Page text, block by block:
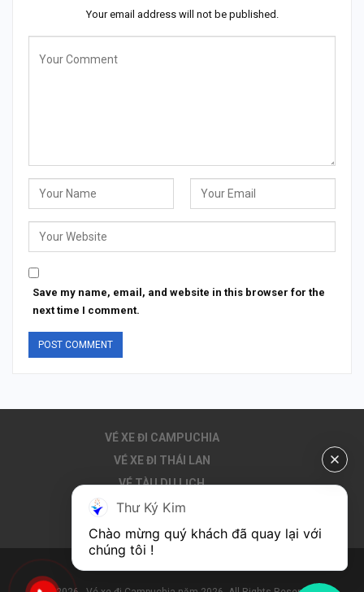
Your email address will not be published.
Save my name, email, and website in this browser for the
next time I comment.
VÉ XE ĐI CAMPUCHIA
VÉ XE ĐI THÁI LAN
VÉ TÀU DU LỊCH
THUÊ XE ĐI CAMPUCHIA
DU LỊCH CAMPUCHIA
Thư Ký Kim
Chào mừng quý khách đã quay lại với
chúng tôi !